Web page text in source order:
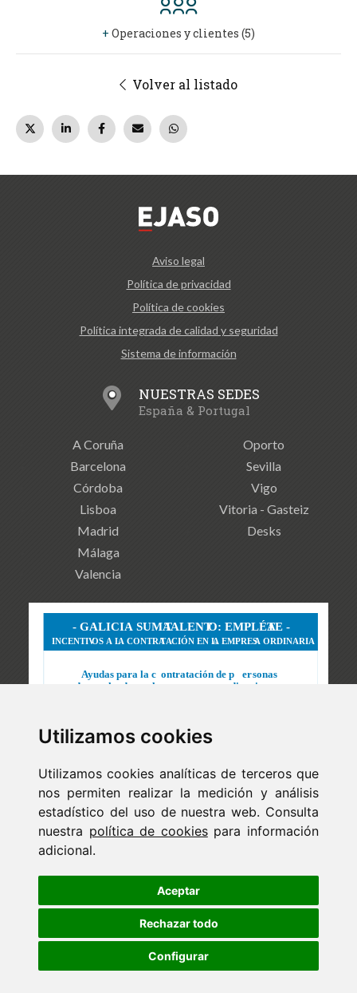
Utilizamos cookies
Utilizamos cookies analíticas de terceros que
nos permiten realizar la medición y análisis
estadístico del uso de nuestra web. Consulta
nuestra política de cookiespara información
adicional.
Aceptar
Rechazar todo
Configurar
+ Operaciones y clientes (5)
Volver al listado
Aviso legal
Política de privacidad
Política de cookies
Política integrada de calidad y seguridad
Sistema de información
NUESTRAS SEDES
España & Portugal
A Coruña
Barcelona
Córdoba
Lisboa
Madrid
Málaga
Valencia
Oporto
Sevilla
Vigo
Vitoria - Gasteiz
Desks
ejaso_comunica@ejaso.com
(+34) 915 341 480
Copyright © Estudio Jurídico EJASO. Todos los derechos